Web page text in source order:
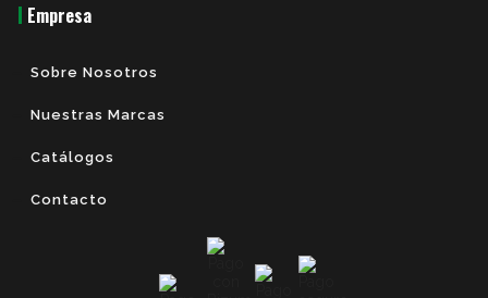
Empresa
Sobre Nosotros
Nuestras Marcas
Catálogos
Contacto